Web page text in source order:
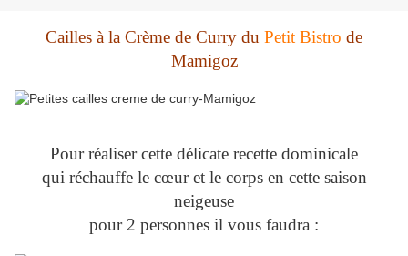
Cailles à la Crème de Curry du Petit Bistro de
Mamigoz
Pour réaliser cette délicate recette dominicale
qui réchauffe le cœur et le corps en cette saison
neigeuse
pour 2 personnes il vous faudra :